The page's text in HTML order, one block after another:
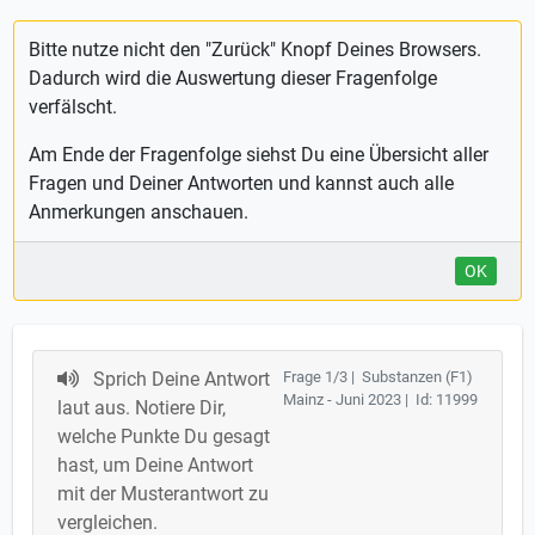
Bitte nutze nicht den "Zurück" Knopf Deines Browsers.
Dadurch wird die Auswertung dieser Fragenfolge
verfälscht.
Am Ende der Fragenfolge siehst Du eine Übersicht aller
Fragen und Deiner Antworten und kannst auch alle
Anmerkungen anschauen.
OK
Sprich Deine Antwort
laut aus. Notiere Dir,
welche Punkte Du gesagt
hast, um Deine Antwort
mit der Musterantwort zu
vergleichen.
Frage 1/3 | Substanzen (F1)
Mainz - Juni 2023 | Id: 11999